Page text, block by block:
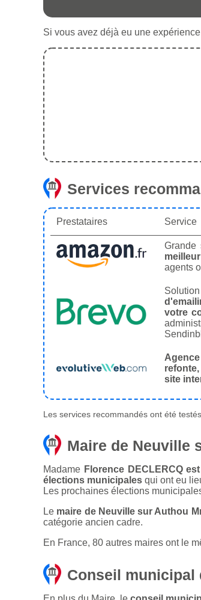
Si vous avez déjà eu une
Services
Prestataires Service
agents
votre
site
Les services recommandés ont été
Maire de Neuville
Madame Florence DECLERCQ
élections municipales qui ont eu
Les prochaines élections
Le maire de Neuville sur Authou
catégorie ancien cadre.
En France, 80 autres maires ont le
Conseil municipal